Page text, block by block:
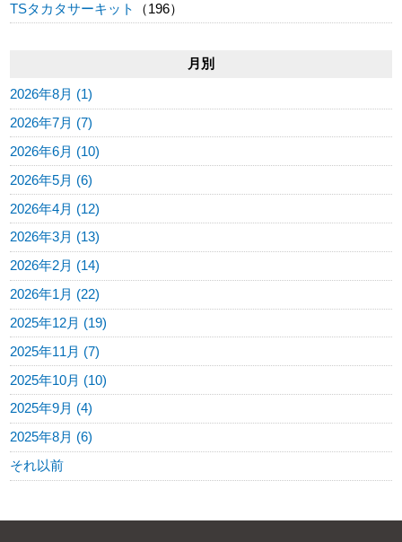
TSタカタサーキット
（196）
月別
2026年8月 (1)
2026年7月 (7)
2026年6月 (10)
2026年5月 (6)
2026年4月 (12)
2026年3月 (13)
2026年2月 (14)
2026年1月 (22)
2025年12月 (19)
2025年11月 (7)
2025年10月 (10)
2025年9月 (4)
2025年8月 (6)
それ以前